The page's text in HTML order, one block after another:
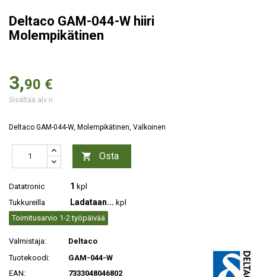
Deltaco GAM-044-W hiiri
Molempikätinen
3,90 €
Sisältää alv:n
Deltaco GAM-044-W, Molempikätinen, Valkoinen
 Osta
Datatronic 1 kpl
Tukkureilla
Ladataan... kpl
Toimitusarvio 1-2 työpäivää
Valmistaja:
Deltaco
Tuotekoodi:
GAM-044-W
EAN:
7333048046802